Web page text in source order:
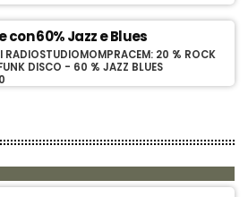
con 60% Jazz e Blues
RADIOSTUDIOMOMPRACEM: 20 % ROCK
DISCO - 60 % JAZZ BLUES